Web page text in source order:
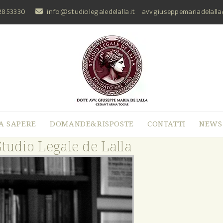
info@studiolegaledelalla.it
SAPERE DOMANDE&RISPOSTE CONTATTI NEWS
Legale de Lalla